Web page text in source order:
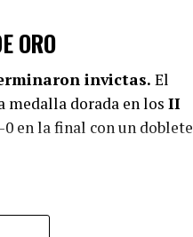
ORO
invictas. El
medalla dorada en los II
en la final con un doblete